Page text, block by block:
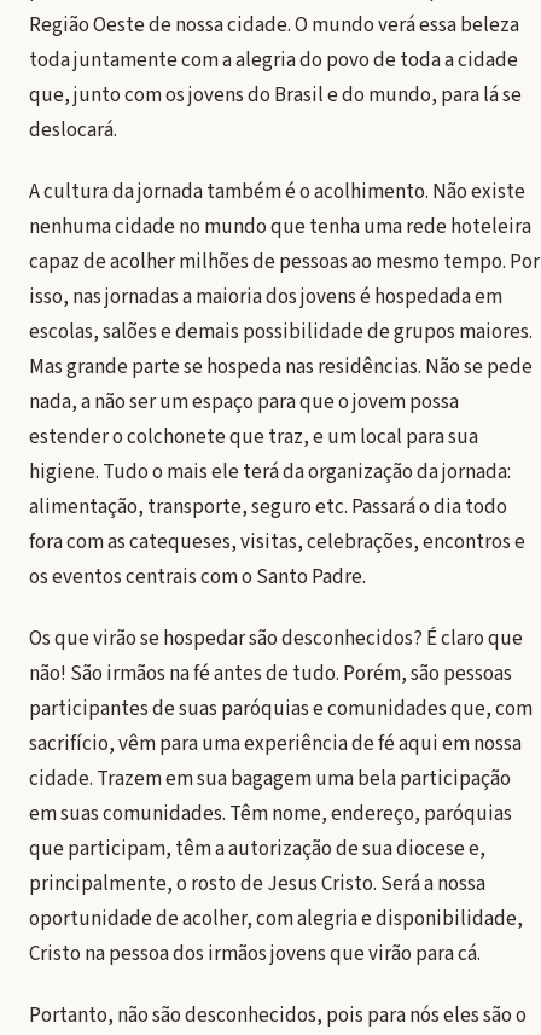
Região Oeste de nossa cidade. O mundo verá essa beleza
toda juntamente com a alegria do povo de toda a cidade
que, junto com os jovens do Brasil e do mundo, para lá se
deslocará.
A cultura da jornada também é o acolhimento. Não existe
nenhuma cidade no mundo que tenha uma rede hoteleira
capaz de acolher milhões de pessoas ao mesmo tempo. Por
isso, nas jornadas a maioria dos jovens é hospedada em
escolas, salões e demais possibilidade de grupos maiores.
Mas grande parte se hospeda nas residências. Não se pede
nada, a não ser um espaço para que o jovem possa
estender o colchonete que traz, e um local para sua
higiene. Tudo o mais ele terá da organização da jornada:
alimentação, transporte, seguro etc. Passará o dia todo
fora com as catequeses, visitas, celebrações, encontros e
os eventos centrais com o Santo Padre.
Os que virão se hospedar são desconhecidos? É claro que
não! São irmãos na fé antes de tudo. Porém, são pessoas
participantes de suas paróquias e comunidades que, com
sacrifício, vêm para uma experiência de fé aqui em nossa
cidade. Trazem em sua bagagem uma bela participação
em suas comunidades. Têm nome, endereço, paróquias
que participam, têm a autorização de sua diocese e,
principalmente, o rosto de Jesus Cristo. Será a nossa
oportunidade de acolher, com alegria e disponibilidade,
Cristo na pessoa dos irmãos jovens que virão para cá.
Portanto, não são desconhecidos, pois para nós eles são o